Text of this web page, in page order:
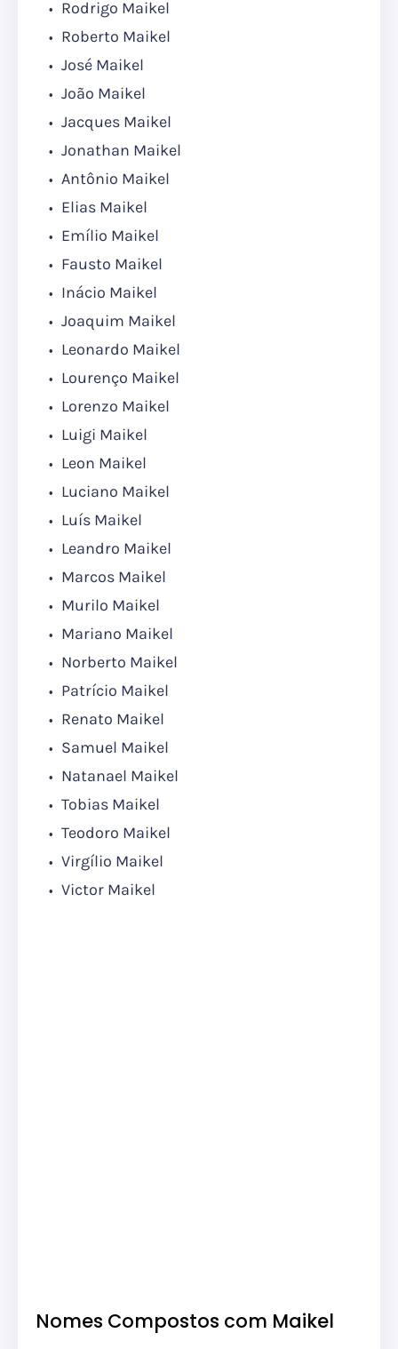
Rodrigo Maikel
Roberto Maikel
José Maikel
João Maikel
Jacques Maikel
Jonathan Maikel
Antônio Maikel
Elias Maikel
Emílio Maikel
Fausto Maikel
Inácio Maikel
Joaquim Maikel
Leonardo Maikel
Lourenço Maikel
Lorenzo Maikel
Luigi Maikel
Leon Maikel
Luciano Maikel
Luís Maikel
Leandro Maikel
Marcos Maikel
Murilo Maikel
Mariano Maikel
Norberto Maikel
Patrício Maikel
Renato Maikel
Samuel Maikel
Natanael Maikel
Tobias Maikel
Teodoro Maikel
Virgílio Maikel
Victor Maikel
Nomes Compostos com Maikel